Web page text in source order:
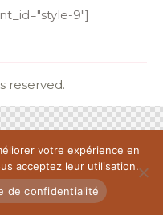
9"]
reserved.
votre expérience en
acceptez leur utilisation.
de confidentialité